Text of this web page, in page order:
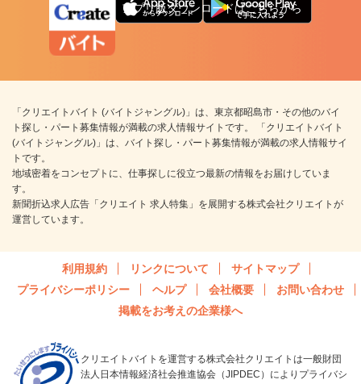
アプリ版ダウンロードはこちらから
「クリエイトバイト (バイトジャングル)」は、東京都昭島市・その他のバイ
ト探し・パート募集情報が満載の求人情報サイトです。 「クリエイトバイト
(バイトジャングル)」は、バイト探し・パート募集情報が満載の求人情報サイ
トです。
地域密着をコンセプトに、仕事探しに役立つ最新の情報をお届けしていま
す。
新聞折込求人広告「クリエイト 求人特集」を展開する株式会社クリエイトが
運営しています。
利用規約 リンクについて
サイトマップ
プライバシーポリシー
ヘルプ 会社概要
お問い合わせ
掲載をお考えの企業様へ
クリエイトバイトを運営する株式会社クリエイトは一般財団
法人日本情報経済社会推進協会（JIPDEC）によりプライバシ